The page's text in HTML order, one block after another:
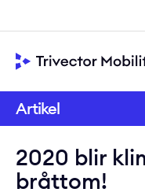
Artikel
2020 blir
bråttom!